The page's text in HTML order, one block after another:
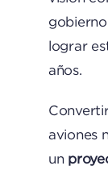
lograr
años.
aviones
un